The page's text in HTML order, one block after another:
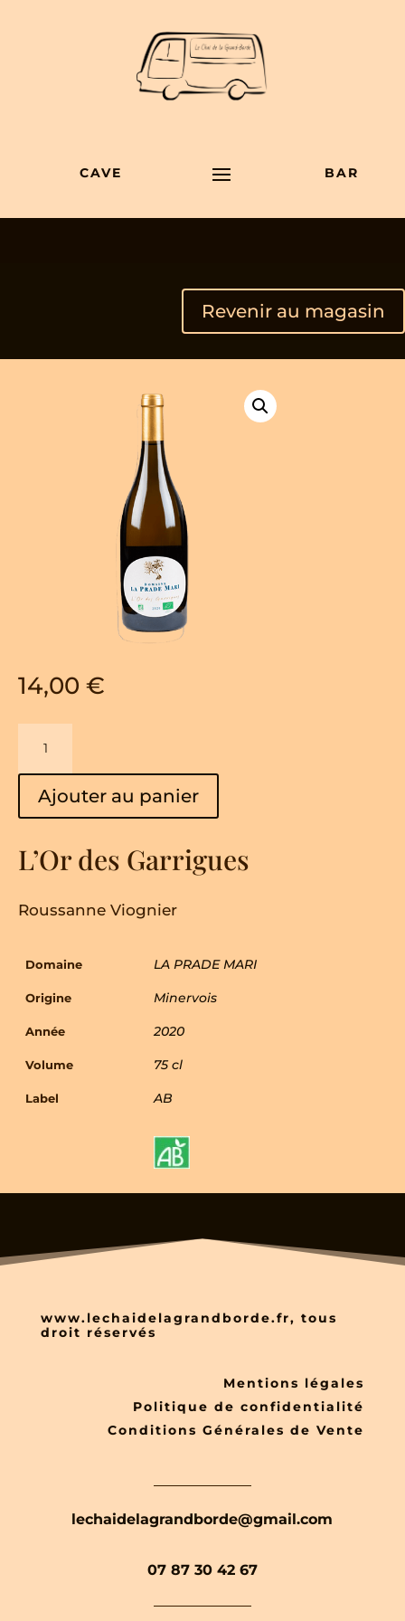
CAVE BAR
Revenir au magasin
14,00 €
L'Or
des
Garrigues
Ajouter au panier
L’Or des Garrigues
Roussanne Viognier
Domaine LA PRADE MARI
Origine Minervois
Année 2020
Volume 75 cl
Label AB
www.lechaidelagrandborde.fr, tous
droit réservés
Mentions légales
Politique de confidentialité
Conditions Générales de Vente
lechaidelagrandborde@gmail.com
07 87 30 42 67